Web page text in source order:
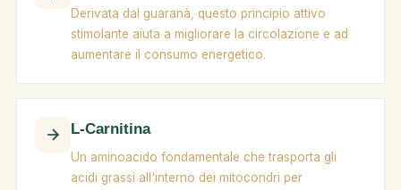
Derivata dal guaranà, questo principio attivo
stimolante aiuta a migliorare la circolazione e ad
aumentare il consumo energetico.
L-Carnitina
Un aminoacido fondamentale che trasporta gli
acidi grassi all'interno dei mitocondri per